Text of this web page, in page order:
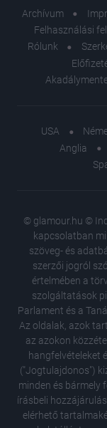
Archívum
Felhasználási
Rólunk
USA
Anglia
© glamour.hu ©
kapcsolatban
szöveg- és
szerzői jogról
értelmében a
szolgáltatások
Parlament és a
Az oldalak, azok
az azokon
hangfelvételeket
("Jogtulajdonos")
minden és bármely
írásbeli
elérhető